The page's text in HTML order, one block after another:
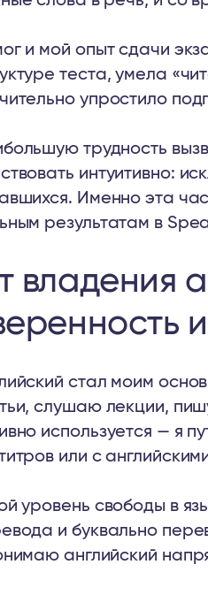
и мой опыт сдачи
теста, умела
упростило
трудность
интуитивно:
Именно эта
результатам в
владения
стал моим
слушаю лекции,
используется — я
или с
уровень свободы в
и буквально
английский